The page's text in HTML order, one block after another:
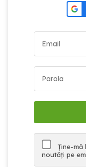
Ține-mă
noutăți pe